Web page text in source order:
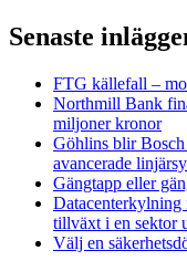
Senaste
FTG källefall –
Northmill Bank
miljoner kronor
Göhlins blir
avancerade
Gängtapp eller
Datacenterkylning
tillväxt i en sektor
Välj en